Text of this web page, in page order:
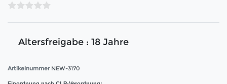
Altersfreigabe : 18 Jahre
Artikelnummer NEW-3170